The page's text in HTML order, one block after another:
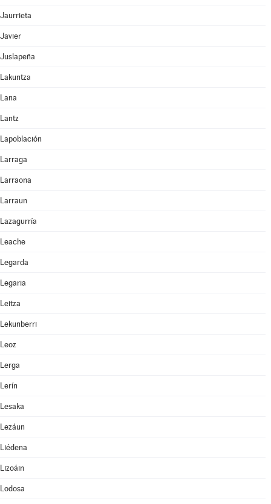
Jaurrieta
Javier
Juslapeña
Lakuntza
Lana
Lantz
Lapoblación
Larraga
Larraona
Larraun
Lazagurría
Leache
Legarda
Legaria
Leitza
Lekunberri
Leoz
Lerga
Lerín
Lesaka
Lezáun
Liédena
Lizoáin
Lodosa